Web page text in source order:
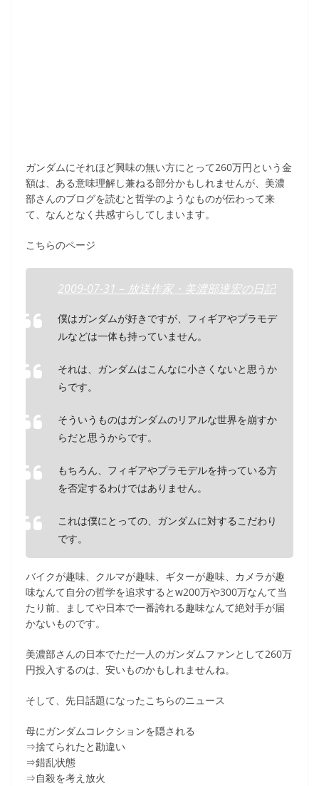
ガンダムにそれほど興味の無い方にとって260万円という金
額は、ある意味理解し兼ねる部分かもしれませんが、美濃
部さんのブログを読むと哲学のようなものが伝わって来
て、なんとなく共感すらしてしまいます。
こちらのページ
2009-07-31 – 放送作家・美濃部達宏の日記
僕はガンダムが好きですが、フィギアやプラモデ
ルなどは一体も持っていません。
それは、ガンダムはこんなに小さくないと思うか
らです。
そういうものはガンダムのリアルな世界を崩すか
らだと思うからです。
もちろん、フィギアやプラモデルを持っている方
を否定するわけではありません。
これは僕にとっての、ガンダムに対するこだわり
です。
バイクが趣味、クルマが趣味、ギターが趣味、カメラが趣
味なんて自分の哲学を追求するとw200万や300万なんて当
たり前、ましてや日本で一番誇れる趣味なんて絶対手が届
かないものです。
美濃部さんの日本でただ一人のガンダムファンとして260万
円投入するのは、安いものかもしれませんね。
そして、先日話題になったこちらのニュース
母にガンダムコレクションを隠される
⇒捨てられたと勘違い
⇒錯乱状態
⇒自殺を考え放火